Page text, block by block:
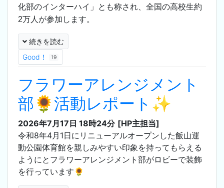
化部のインターハイ」とも称され、全国の高校生約
2万人が参加します。
続きを読む
Good！
19
フラワーアレンジメント
部🌻活動レポート✨
2026年7月17日 18時24分 [HP主担当]
令和8年4月1日にリニューアルオープンした飯山運
動公園体育館を親しみやすい印象を持ってもらえる
ようにとフラワーアレンジメント部がロビーで装飾
を行っています🌻